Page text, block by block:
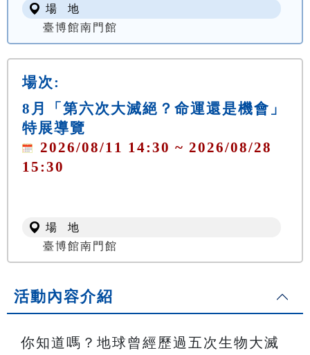
場 地
臺博館南門館
場次:
8月「第六次大滅絕？命運還是機會」
特展導覽
2026/08/11 14:30 ~ 2026/08/28
15:30
場 地
臺博館南門館
活動內容介紹
你知道嗎？地球曾經歷過五次生物大滅